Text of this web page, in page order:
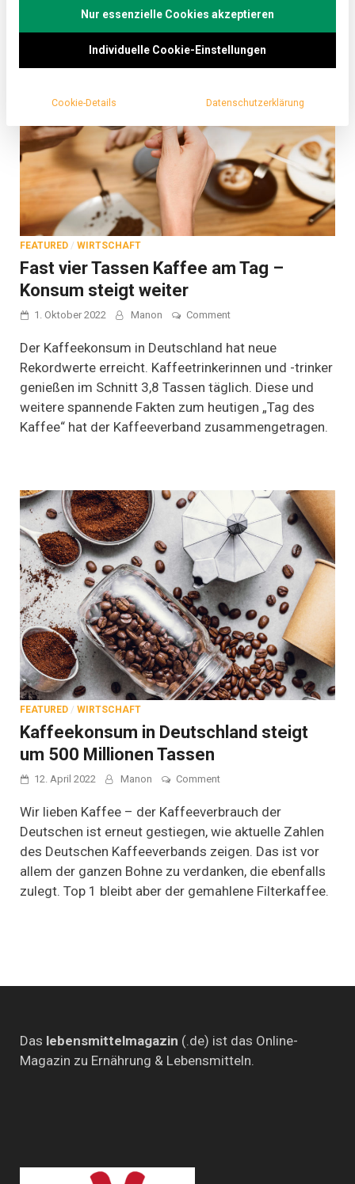
FEATURED / WIRTSCHAFT
Fast vier Tassen Kaffee am Tag –
Konsum steigt weiter
1. Oktober 2022 Manon Commenton
vier
Tassen
Kaffee
am
–
Konsum
Der Kaffeekonsum in Deutschland hat neue
Rekordwerte erreicht. Kaffeetrinkerinnen und -trinker
genießen im Schnitt 3,8 Tassen täglich. Diese und
weitere spannende Fakten zum heutigen „Tag des
Kaffee“ hat der Kaffeeverband zusammengetragen.
FEATURED / WIRTSCHAFT
Kaffeekonsum in Deutschland steigt
um 500 Millionen Tassen
12. April 2022 Manon Commenton
in
steigt
um
Millionen
Tassen
Wir lieben Kaffee – der Kaffeeverbrauch der
Deutschen ist erneut gestiegen, wie aktuelle Zahlen
des Deutschen Kaffeeverbands zeigen. Das ist vor
allem der ganzen Bohne zu verdanken, die ebenfalls
zulegt. Top 1 bleibt aber der gemahlene Filterkaffee.
Das lebensmittelmagazin (.de) ist das Online-
Magazin zu Ernährung & Lebensmitteln.
Nur essenzielle Cookies akzeptieren
Individuelle Cookie-Einstellungen
Cookie-Details Datenschutzerklärung